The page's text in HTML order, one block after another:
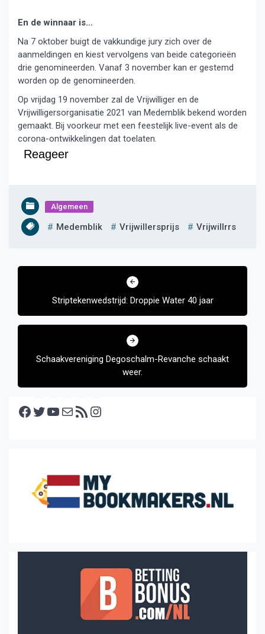
En de winnaar is…
Na 7 oktober buigt de vakkundige jury zich over de
aanmeldingen en kiest vervolgens van beide categorieën
drie genomineerden. Vanaf 3 november kan er gestemd
worden op de genomineerden.
Op vrijdag 19 november zal de Vrijwilliger en de
Vrijwilligersorganisatie 2021 van Medemblik bekend worden
gemaakt. Bij voorkeur met een feestelijk live-event als de
corona-ontwikkelingen dat toelaten.
Reageer
Algemeen
Medemblik Vrijwillersprijs Vrijwillrrs
Bericht
Striptekenwedstrijd: Droppie Water 40 jaar
Schaakvereniging Degoschalm-Revanche schaakt
weer.
Facebook Twitter YouTube E-mail RSS feed